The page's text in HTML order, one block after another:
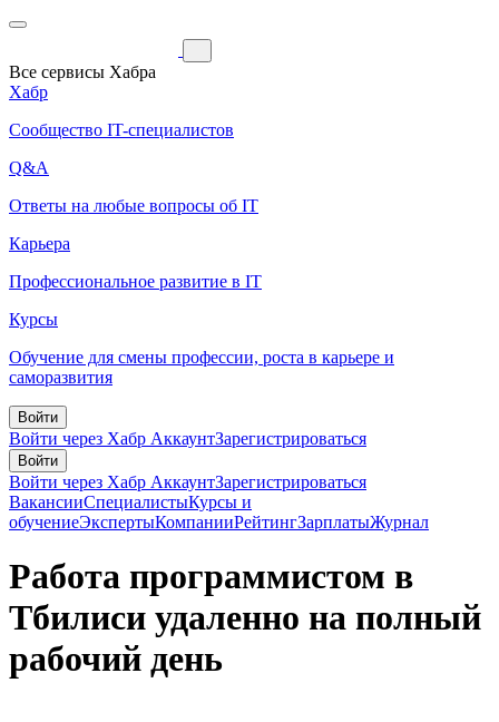
Все сервисы Хабра
Хабр
Сообщество IT-специалистов
Q&A
Ответы на любые вопросы об IT
Карьера
Профессиональное развитие в IT
Курсы
Обучение для смены профессии, роста в карьере и
саморазвития
Войти
Войти через Хабр АккаунтЗарегистрироваться
Войти
Войти через Хабр АккаунтЗарегистрироваться
ВакансииСпециалистыКурсы и
обучениеЭкспертыКомпанииРейтингЗарплатыЖурнал
Работа программистом в
Тбилиси удаленно на полный
рабочий день